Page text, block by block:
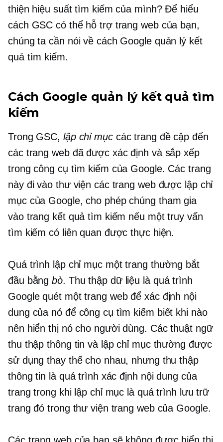
thiện hiệu suất tìm kiếm của mình? Để hiểu
cách GSC có thể hỗ trợ trang web của bạn,
chúng ta cần nói về cách Google quản lý kết
quả tìm kiếm.
Cách Google quản lý kết quả tìm
kiếm
Trong GSC, lập chỉ mụccác trang đề cập đến
các trang web đã được xác định và sắp xếp
trong công cụ tìm kiếm của Google. Các trang
này đi vào thư viện các trang web được lập chỉ
mục của Google, cho phép chúng tham gia
vào trang kết quả tìm kiếm nếu một truy vấn
tìm kiếm có liên quan được thực hiện.
Quá trình lập chỉ mục một trang thường bắt
đầu bằngbò. Thu thập dữ liệu là quá trình
Google quét một trang web để xác định nội
dung của nó để công cụ tìm kiếm biết khi nào
nên hiển thị nó cho người dùng. Các thuật ngữ
thu thập thông tin và lập chỉ mục thường được
sử dụng thay thế cho nhau, nhưng thu thập
thông tin là quá trình xác định nội dung của
trang trong khi lập chỉ mục là quá trình lưu trữ
trang đó trong thư viện trang web của Google.